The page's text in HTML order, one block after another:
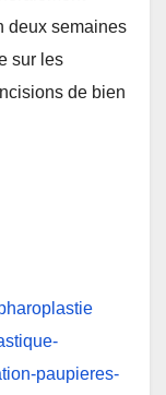
deux semaines
sur les
de bien
paupieres-